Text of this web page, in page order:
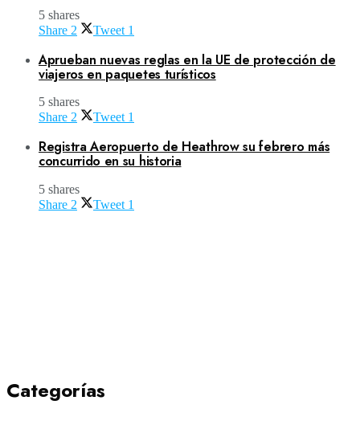
5 shares
Share 2 Tweet 1
Aprueban nuevas reglas en la UE de protección de
viajeros en paquetes turísticos
5 shares
Share 2 Tweet 1
Registra Aeropuerto de Heathrow su febrero más
concurrido en su historia
5 shares
Share 2 Tweet 1
Categorías